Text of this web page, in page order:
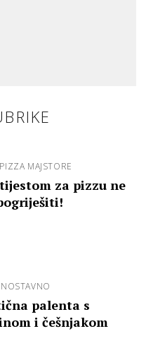
MAJSTORE
za pizzu ne
palenta s
i češnjakom